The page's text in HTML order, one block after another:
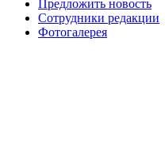
Предложить новость
Сотрудники редакции
Фотогалерея